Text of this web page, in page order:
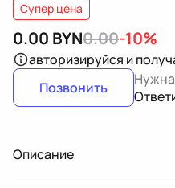
Супер цена
0.00 BYN0.00-10%
авторизируйся и
Позвонить
Описание